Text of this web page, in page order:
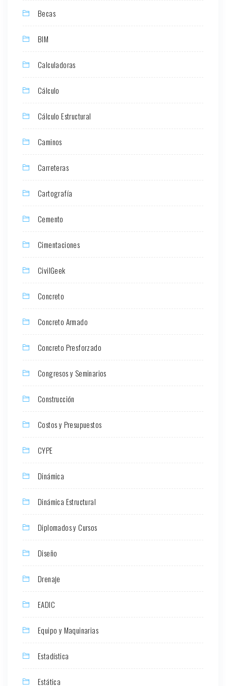
Becas
BIM
Calculadoras
Cálculo
Cálculo Estructural
Caminos
Carreteras
Cartografía
Cemento
Cimentaciones
CivilGeek
Concreto
Concreto Armado
Concreto Presforzado
Congresos y Seminarios
Construcción
Costos y Presupuestos
CYPE
Dinámica
Dinámica Estructural
Diplomados y Cursos
Diseño
Drenaje
EADIC
Equipo y Maquinarias
Estadística
Estática